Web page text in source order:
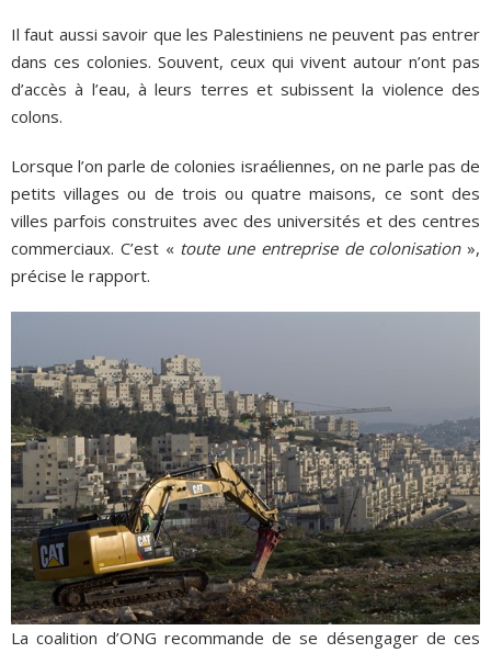
Il faut aussi savoir que les Palestiniens ne peuvent pas entrer
dans ces colonies. Souvent, ceux qui vivent autour n’ont pas
d’accès à l’eau, à leurs terres et subissent la violence des
colons.
Lorsque l’on parle de colonies israéliennes, on ne parle pas de
petits villages ou de trois ou quatre maisons, ce sont des
villes parfois construites avec des universités et des centres
commerciaux. C’est « toute une entreprise de colonisation»,
précise le rapport.
La coalition d’ONG recommande de se désengager de ces